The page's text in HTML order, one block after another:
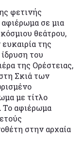
φετινής
σε μια
θεάτρου,
της
του
της Ορέστειας,
Σκιά των
με τίτλο
Το αφιέρωμα
στην αρχαία